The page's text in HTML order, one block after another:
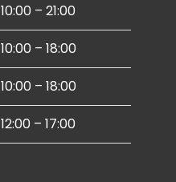
10:00 – 21:00
10:00 – 18:00
10:00 – 18:00
12:00 – 17:00